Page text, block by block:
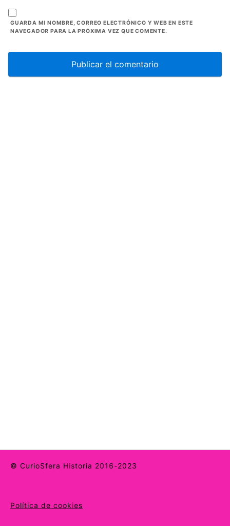
GUARDA MI NOMBRE, CORREO ELECTRÓNICO Y WEB EN ESTE
NAVEGADOR PARA LA PRÓXIMA VEZ QUE COMENTE.
© CurioSfera Historia 2016-2023
Política de cookies